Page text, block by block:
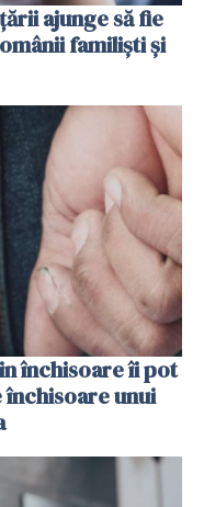
ajunge să fie
familiști și
închisoare îi pot
închisoare unui